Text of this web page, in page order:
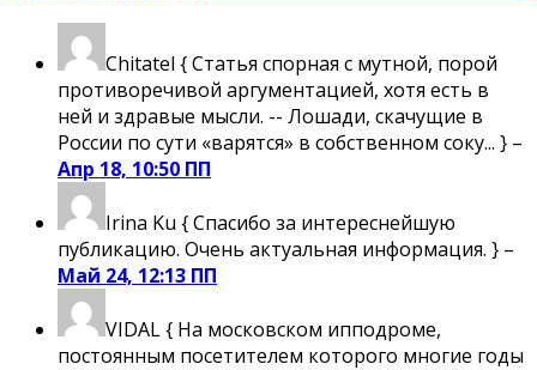
Chitatel { Статья спорная с мутной, порой
противоречивой аргументацией, хотя есть в
ней и здравые мысли. -- Лошади, скачущие в
России по сути «варятся» в собственном соку... } –
Апр 18, 10:50 ПП
Irina Ku { Спасибо за интереснейшую
публикацию. Очень актуальная информация. } –
Май 24, 12:13 ПП
VIDAL{ На московском ипподроме,
постоянным посетителем которого многие годы